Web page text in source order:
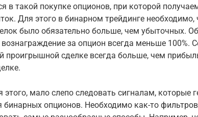
в такой покупке опционов, при которой
Для этого в бинарном трейдинге необходимо,
было обязательно больше, чем убыточных.
за опцион всегда меньше 100%.
проигрышной сделке всегда больше, чем
мало слепо следовать сигналам, которые
бинарных опционов. Необходимо как-то